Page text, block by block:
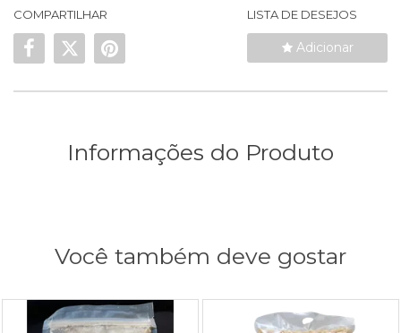
COMPARTILHAR LISTA DE DESEJOS
Adicionar
Informações do Produto
Você também deve gostar